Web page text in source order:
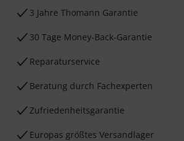
3 Jahre Thomann Garantie
30 Tage Money-Back-Garantie
Reparaturservice
Beratung durch Fachexperten
Zufriedenheitsgarantie
Europas größtes Versandlager